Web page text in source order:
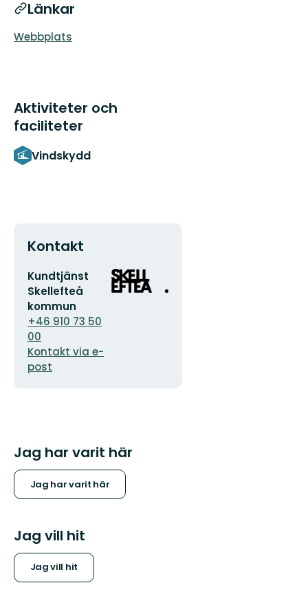
Länkar
Webbplats
Aktiviteter och
faciliteter
Vindskydd
Kontakt
E-
postadress
Kundtjänst
Skellefteå
kommun
+46 910 73 50
00
Kontakt via e-
post
Organisationens
logotyp
Jag har varit här
Jag har varit här
Jag vill hit
Jag vill hit